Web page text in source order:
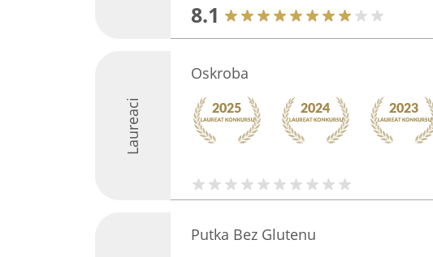
8.1
Laureaci
Oskroba
Putka Bez Glutenu